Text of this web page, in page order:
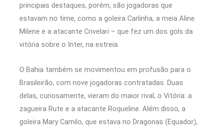
principais destaques, porém, são jogadoras que
estavam no time, como a goleira Carlinha, a meia Aline
Milene e a atacante Crivelari – que fez um dos gols da
vitória sobre o Inter, na estreia.
O Bahia também se movimentou em profusão para o
Brasileirão, com nove jogadoras contratadas. Duas
delas, curiosamente, vieram do maior rival, o Vitória: a
zagueira Rute e a atacante Roqueline. Além disso, a
goleira Mary Camilo, que estava no Dragonas (Equador),